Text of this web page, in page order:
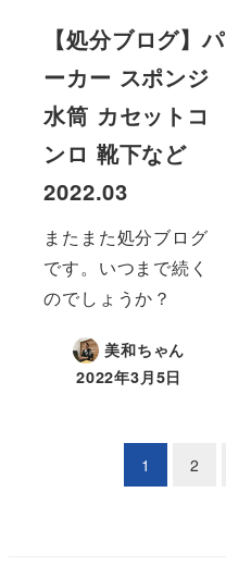
【処分ブログ】パ
ーカー スポンジ
水筒 カセットコ
ンロ 靴下など
2022.03
またまた処分ブログ
です。いつまで続く
のでしょうか？
美和ちゃん
2022年3月5日
1 2